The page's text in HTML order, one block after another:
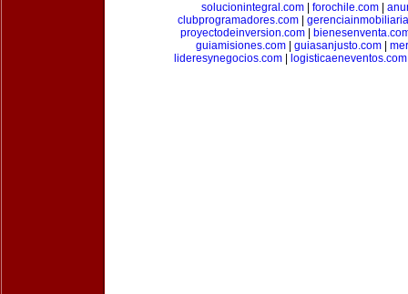
solucionintegral.com| forochile.com|
clubprogramadores.com
proyectodeinversion.com|
guiamisiones.com
guiasanjusto.com
lideresynegocios.com
logisticaeneventos.com